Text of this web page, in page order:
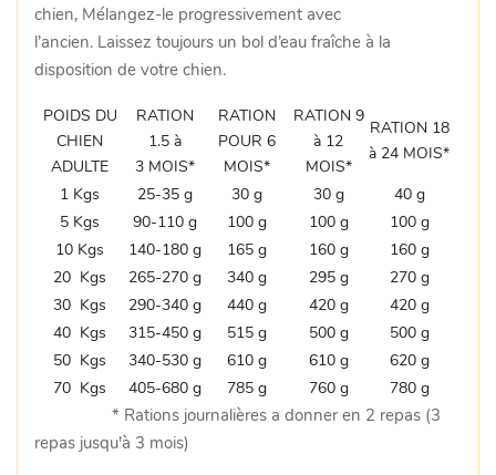
chien, Mélangez-le progressivement avec
l’ancien. Laissez toujours un bol d’eau fraîche à la
disposition de votre chien.
POIDS DU
CHIEN
ADULTE
RATION
1.5 à
3 MOIS*
RATION
POUR 6
MOIS*
RATION 9
à 12
MOIS*
RATION 18
à 24 MOIS*
1 Kgs
25-35 g 30 g 30 g
40 g
5 Kgs
90-110 g 100 g 100 g
100 g
10 Kgs
140-180 g 165 g 160 g
160 g
20 Kgs
265-270 g 340 g 295 g
270 g
30 Kgs
290-340 g 440 g 420 g
420 g
40 Kgs
315-450 g 515 g 500 g
500 g
50 Kgs
340-530 g 610 g 610 g
620 g
70 Kgs
405-680 g 785 g 760 g 780 g
* Rations journalières a donner en 2 repas (3
repas jusqu'à 3 mois)